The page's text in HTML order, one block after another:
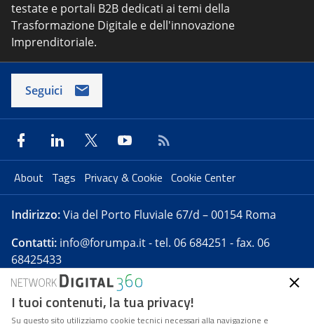
testate e portali B2B dedicati ai temi della
Trasformazione Digitale e dell'innovazione
Imprenditoriale.
Seguici
About Tags Privacy & Cookie Cookie Center
Indirizzo:Via del Porto Fluviale 67/d – 00154 Roma
Contatti: info@forumpa.it- tel. 06 684251 - fax. 06
68425433
Forumpa.itè una pubblicazione telematica iscritta
presso Registro della stampa del Tribunale di Roma -
I tuoi contenuti, la tua privacy!
Su questo sito utilizziamo cookie tecnici necessari alla navigazione e